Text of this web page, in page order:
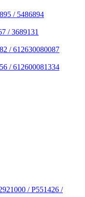
/ 5486894
/ 3689131
/ 612630080087
/ 612600081334
/ P551426 /